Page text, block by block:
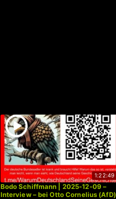
1:22:49
Bodo Schiffmann | 2025-12-09 –
Interview – bei Otto Cornelius (AfD)